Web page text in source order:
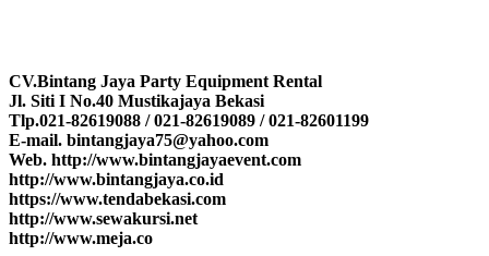
CV.Bintang Jaya Party Equipment Rental
Jl. Siti I No.40 Mustikajaya Bekasi
Tlp.021-82619088 / 021-82619089 / 021-82601199
E-mail. bintangjaya75@yahoo.com
Web. http://www.bintangjayaevent.com
http://www.bintangjaya.co.id
https://www.tendabekasi.com
http://www.sewakursi.net
http://www.meja.co